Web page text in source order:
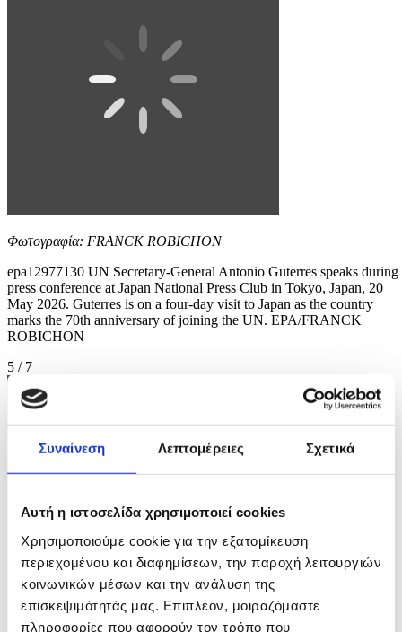
Συναίνεση Λεπτομέρειες Σχετικά
Αυτή η ιστοσελίδα χρησιμοποιεί cookies
Χρησιμοποιούμε cookie για την εξατομίκευση
περιεχομένου και διαφημίσεων, την παροχή λειτουργιών
κοινωνικών μέσων και την ανάλυση της
επισκεψιμότητάς μας. Επιπλέον, μοιραζόμαστε
πληροφορίες που αφορούν τον τρόπο που
Φωτογραφία: FRANCK ROBICHON
epa12977130 UN Secretary-General Antonio Guterres speaks during
press conference at Japan National Press Club in Tokyo, Japan, 20
May 2026. Guterres is on a four-day visit to Japan as the country
marks the 70th anniversary of joining the UN. EPA/FRANCK
ROBICHON
5 / 7